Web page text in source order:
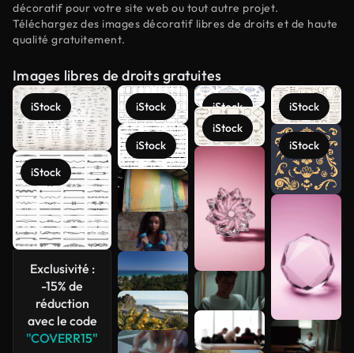
décoratif pour votre site web ou tout autre projet.
Téléchargez des images décoratif libres de droits et de haute
qualité gratuitement.
Images libres de droits gratuites
iStock
iStock
Exclusivité :
-15% de
réduction
avec le code
"COVERR15"
iStock
iStock
iStock
iStock
iStock
iStock
Voir plus